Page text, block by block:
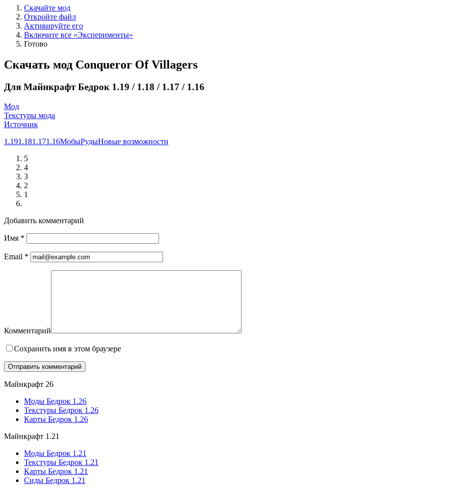
Скачайте мод
Откройте файл
Активируйте его
Включите все «Эксперименты»
Готово
Скачать мод Conqueror Of Villagers
Для Майнкрафт Бедрок 1.19 / 1.18 / 1.17 / 1.16
Мод
Текстуры мода
Источник
1.191.181.171.16МобыРудыНовые возможности
5
4
3
2
1
Добавить комментарий
Имя *
Email *
Комментарий
Сохранить имя в этом браузере
Майнкрафт 26
Моды Бедрок 1.26
Текстуры Бедрок 1.26
Карты Бедрок 1.26
Майнкрафт 1.21
Моды Бедрок 1.21
Текстуры Бедрок 1.21
Карты Бедрок 1.21
Сиды Бедрок 1.21